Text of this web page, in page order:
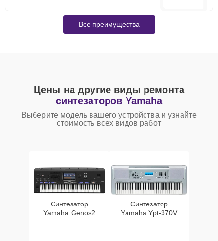
Все преимущества
Цены на другие виды ремонта
синтезаторов Yamaha
Выберите модель вашего устройства и узнайте
стоимость всех видов работ
Синтезатор
Yamaha Genos2
Синтезатор
Yamaha Ypt-370V